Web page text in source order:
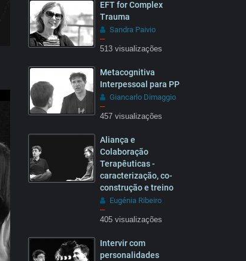
02:18
EFT for Complex
Trauma
Sandra Paivio
–
513 visualizações
1:31
Metacognitiva
Interpessoal para PP
Giancarlo Dimaggio
–
457 visualizações
Aliança e
Colaboração
Terapêuticas -
caracterização, co-
construção e treino
Eugénia Ribeiro
–
405 visualizações
Intervir com
personalidades